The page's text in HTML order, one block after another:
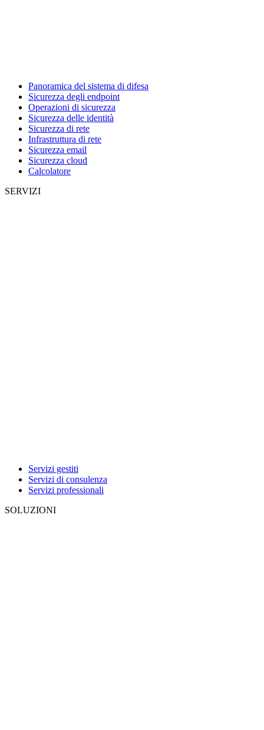
Panoramica del sistema di difesa
Sicurezza degli endpoint
Operazioni di sicurezza
Sicurezza delle identità
Sicurezza di rete
Infrastruttura di rete
Sicurezza email
Sicurezza cloud
Calcolatore
SERVIZI
Servizi gestiti
Servizi di consulenza
Servizi professionali
SOLUZIONI